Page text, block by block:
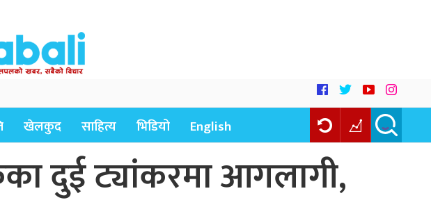
खेलकुद साहित्य भिडियो English
दुई ट्यांकरमा आगलागी,